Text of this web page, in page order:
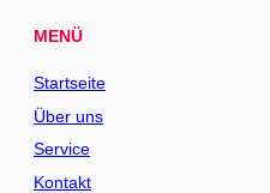
MENÜ
Startseite
Über uns
Service
Kontakt